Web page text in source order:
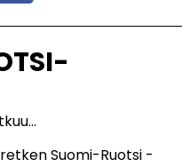
Suomi-Ruotsi -